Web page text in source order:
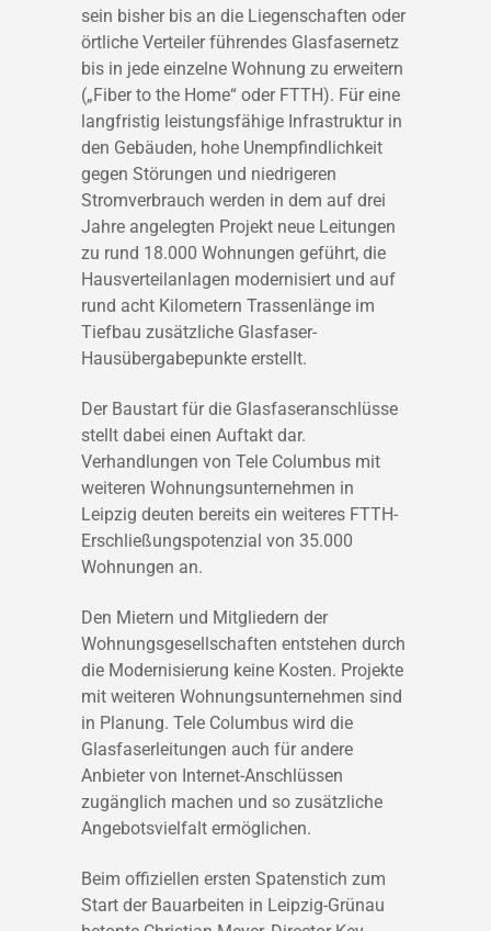
sein bisher bis an die Liegenschaften oder
örtliche Verteiler führendes Glasfasernetz
bis in jede einzelne Wohnung zu erweitern
(„Fiber to the Home“ oder FTTH). Für eine
langfristig leistungsfähige Infrastruktur in
den Gebäuden, hohe Unempfindlichkeit
gegen Störungen und niedrigeren
Stromverbrauch werden in dem auf drei
Jahre angelegten Projekt neue Leitungen
zu rund 18.000 Wohnungen geführt, die
Hausverteilanlagen modernisiert und auf
rund acht Kilometern Trassenlänge im
Tiefbau zusätzliche Glasfaser-
Hausübergabepunkte erstellt.
Der Baustart für die Glasfaseranschlüsse
stellt dabei einen Auftakt dar.
Verhandlungen von Tele Columbus mit
weiteren Wohnungsunternehmen in
Leipzig deuten bereits ein weiteres FTTH-
Erschließungspotenzial von 35.000
Wohnungen an.
Den Mietern und Mitgliedern der
Wohnungsgesellschaften entstehen durch
die Modernisierung keine Kosten. Projekte
mit weiteren Wohnungsunternehmen sind
in Planung. Tele Columbus wird die
Glasfaserleitungen auch für andere
Anbieter von Internet-Anschlüssen
zugänglich machen und so zusätzliche
Angebotsvielfalt ermöglichen.
Beim offiziellen ersten Spatenstich zum
Start der Bauarbeiten in Leipzig-Grünau